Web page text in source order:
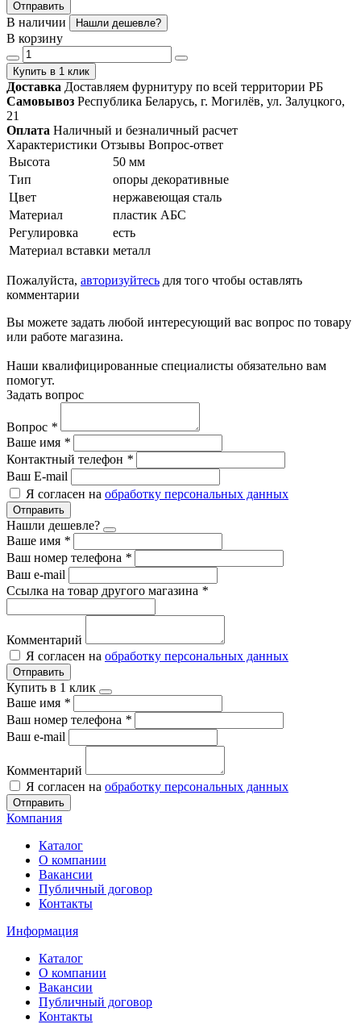
Отправить
В наличии Нашли дешевле?
В корзину
Купить в 1 клик
Доставка Доставляем фурнитуру по всей территории РБ
Самовывоз Республика Беларусь, г. Могилёв, ул. Залуцкого,
21
Оплата Наличный и безналичный расчет
Характеристики Отзывы Вопрос-ответ
Высота
50 мм
Тип
опоры декоративные
Цвет
нержавеющая сталь
Материал
пластик АБС
Регулировка
есть
Материал вставки металл
Пожалуйста, авторизуйтесь для того чтобы оставлять
комментарии
Вы можете задать любой интересующий вас вопрос по товару
или работе магазина.
Наши квалифицированные специалисты обязательно вам
помогут.
Задать вопрос
Вопрос *
Ваше имя *
Контактный телефон *
Ваш E-mail
Я согласен на обработку персональных данных
Отправить
Нашли дешевле?
Ваше имя *
Ваш номер телефона *
Ваш e-mail
Ссылка на товар другого магазина *
Комментарий
Я согласен на обработку персональных данных
Отправить
Купить в 1 клик
Ваше имя *
Ваш номер телефона *
Ваш e-mail
Комментарий
Я согласен на обработку персональных данных
Отправить
Компания
Каталог
О компании
Вакансии
Публичный договор
Контакты
Информация
Каталог
О компании
Вакансии
Публичный договор
Контакты